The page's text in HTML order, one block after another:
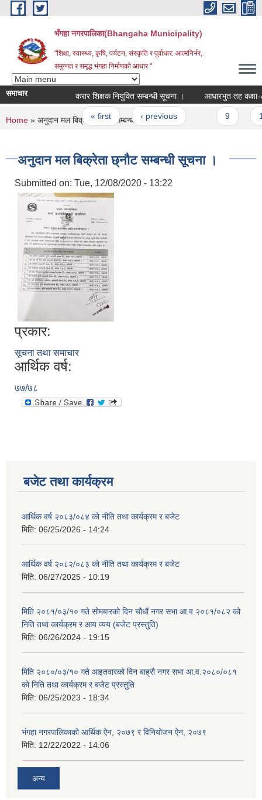
Skip to main content
भँगहा नगरपालिका(Bhangaha Municipality)
"शिक्षा, स्वास्थ्य, कृषि, पर्यटन, संस्कृति र पूर्वाधार: आत्मनिर्भर,
समुन्नत र समृद्ध भंगहा निर्माणको आधार "
समाचार करार शिक्षक नियुक्ति सम्बन्धी सूचना । आधारभुत तह कक्षा-८
Pages
« first ‹ previous
You are here
Home » अनुदान मल बिक्रेता छ्नौट सम्बन्धी सूचना ।
अनुदान मल बिक्रेता छ्नौट सम्बन्धी सूचना ।
Submitted on: Tue, 12/08/2020 - 13:22
प्रकार:
सूचना तथा समाचार
आर्थिक वर्ष:
७७/७८
बजेट तथा कार्यक्रम
आर्थिक वर्ष २०८३/०८४ को नीति तथा कार्यक्रम र बजेट
मिति: 06/25/2026 - 14:24
आर्थिक वर्ष २०८२/०८३ को नीति तथा कार्यक्रम र बजेट
मिति: 06/27/2025 - 10:19
मिति २०८१/०३/१० गते सोमबारको दिन चौधौं नगर सभा आ.व.२०८१/०८२ को
निति तथा कार्यक्रम र आय व्यय (बजेट प्रस्तुति)
मिति: 06/26/2024 - 19:15
मिति २०८०/०३/१० गते आइतवारको दिन बाह्रौ नगर सभा आ.व.२०८०/०८१
को निति तथा कार्यक्रम र बजेट प्रस्तुति
मिति: 06/25/2023 - 18:34
भंगहा नगरपालिकाको आर्थिक ऐन, २०७९ र विनियोजन ऐन, २०७९
मिति: 12/22/2022 - 14:06
अन्य